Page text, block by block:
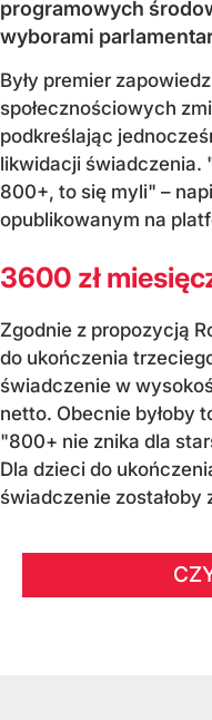
programowych
wyborami
Były premier
społecznościowych
podkreślając
likwidacji świadczenia.
800+, to się myli" –
opublikowanym na
3600 zł
Zgodnie z propozycją
do ukończenia
świadczenie w
netto. Obecnie byłoby
"800+ nie znika dla
Dla dzieci do
świadczenie zostałoby